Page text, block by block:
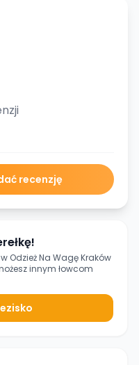
recenzję
Odzież Na Wagę Kraków
innym łowcom